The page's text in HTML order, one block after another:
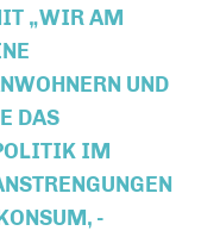
„WIR AM L
B
UND G
B
IM A
I
-B